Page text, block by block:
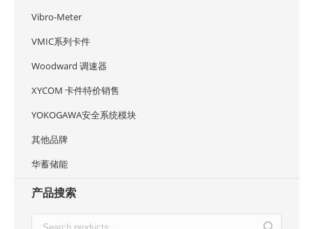
Vibro-Meter
VMIC系列卡件
Woodward 调速器
XYCOM 卡件特价销售
YOKOGAWA安全系统模块
其他品牌
华蓄储能
产品搜索